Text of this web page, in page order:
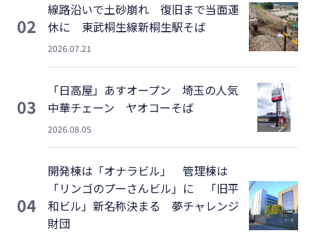
02
線路沿いで土砂崩れ 復旧まで当面運
休に 東武桐生線新桐生駅そば
2026.07.21
03
「日高屋」あすオープン 埼玉の人気
中華チェーン ヤオコーそば
2026.08.05
04
開発棟は「オナラビル」 管理棟は
「リンゴのプーさんビル」に 「旧平
和ビル」新名称決まる 夢チャレンジ
財団